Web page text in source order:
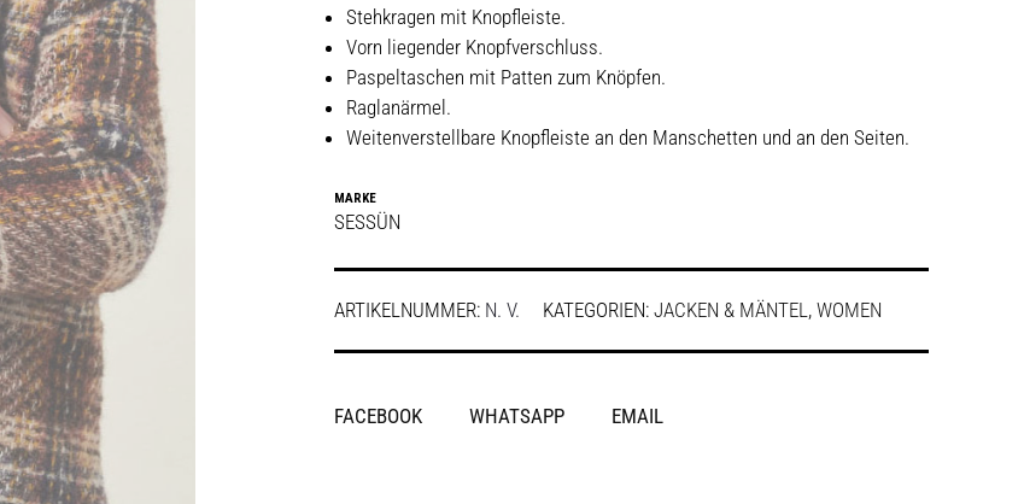
Stehkragen mit Knopfleiste.
Vorn liegender Knopfverschluss.
Paspeltaschen mit Patten zum Knöpfen.
Raglanärmel.
Weitenverstellbare Knopfleiste an den Manschetten und an den Seiten.
MARKE
SESSÜN
ARTIKELNUMMER: N. V. KATEGORIEN: JACKEN & MÄNTEL , WOMEN
SHARE
FACEBOOK WHATSAPP EMAIL